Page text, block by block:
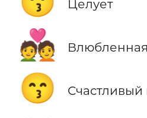
Целует
💑
😙 Счастливый